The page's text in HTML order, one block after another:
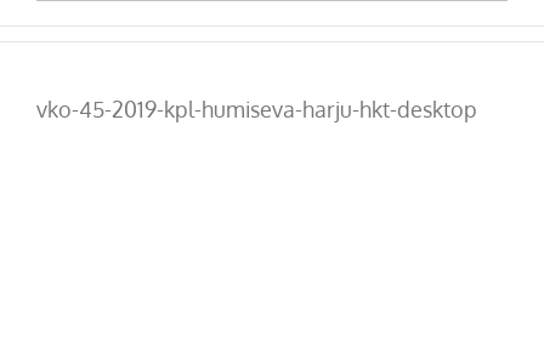
vko-45-2019-kpl-humiseva-harju-hkt-desktop